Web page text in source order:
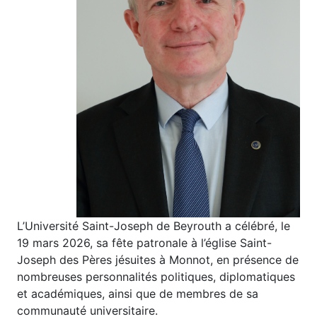
L’Université Saint-Joseph de Beyrouth a célébré, le
19 mars 2026, sa fête patronale à l’église Saint-
Joseph des Pères jésuites à Monnot, en présence de
nombreuses personnalités politiques, diplomatiques
et académiques, ainsi que de membres de sa
communauté universitaire.